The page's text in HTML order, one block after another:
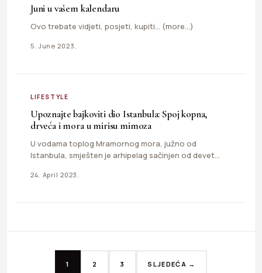
Juni u vašem kalendaru
Ovo trebate vidjeti, posjeti, kupiti… (more…)
5. June 2023.
LIFESTYLE
Upoznajte bajkoviti dio Istanbula: Spoj kopna,
drveća i mora u mirisu mimoza
U vodama toplog Mramornog mora, južno od
Istanbula, smješten je arhipelag sačinjen od devet
24. April 2023.
1 2 3 SLJEDEĆA →